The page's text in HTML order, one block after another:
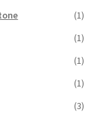
(1)
(1)
(1)
(1)
(3)